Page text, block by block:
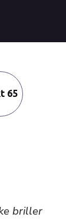
65
briller